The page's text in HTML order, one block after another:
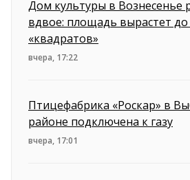
Дом культуры в Вознесенье
вдвое: площадь вырастет до
«квадратов»
вчера, 17:22
Птицефабрика «Роскар» в
районе подключена к газу
вчера, 17:01